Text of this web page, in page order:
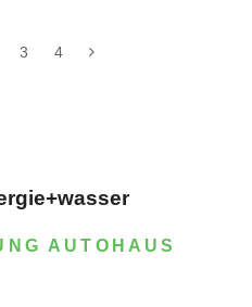
3 4
AUTOHAUS